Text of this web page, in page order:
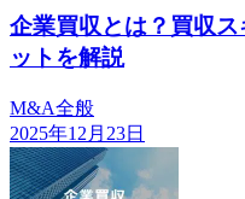
企業買収とは？買収
ットを解説
M&A全般
2025年12月23日